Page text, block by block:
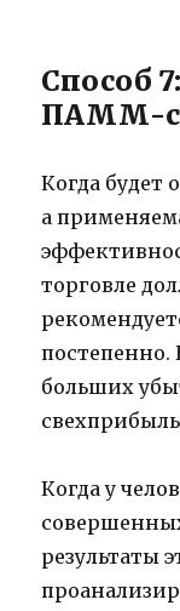
Способ
ПАММ-
Когда будет
а
торговле
постепенно.
больших
Когда у
результаты